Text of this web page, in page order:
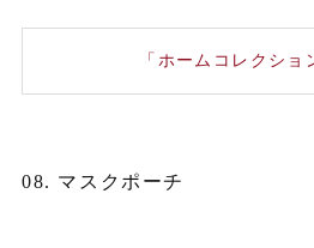
「ホームコレクショ
08. マスクポーチ